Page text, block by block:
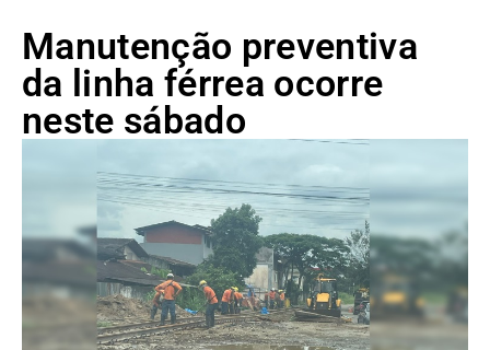
Manutenção preventiva
da linha férrea ocorre
neste sábado